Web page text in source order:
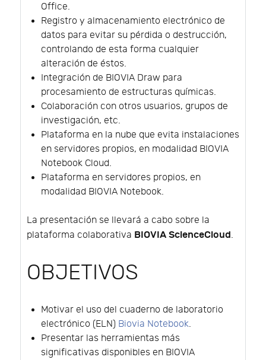
Office.
Registro y almacenamiento electrónico de
datos para evitar su pérdida o destrucción,
controlando de esta forma cualquier
alteración de éstos.
Integración de BIOVIA Draw para
procesamiento de estructuras químicas.
Colaboración con otros usuarios, grupos de
investigación, etc.
Plataforma en la nube que evita instalaciones
en servidores propios, en modalidad BIOVIA
Notebook Cloud.
Plataforma en servidores propios, en
modalidad BIOVIA Notebook.
La presentación se llevará a cabo sobre la
plataforma colaborativa BIOVIA ScienceCloud.
OBJETIVOS
Motivar el uso del cuaderno de laboratorio
electrónico (ELN) Biovia Notebook.
Presentar las herramientas más
significativas disponibles en BIOVIA